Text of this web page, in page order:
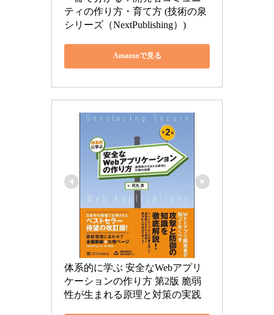
ティの作り方・育て方 (技術の泉
シリーズ（NextPublishing）)
Amazonで見る
体系的に学ぶ 安全なWebアプリ
ケーションの作り方 第2版 脆弱
性が生まれる原理と対策の実践